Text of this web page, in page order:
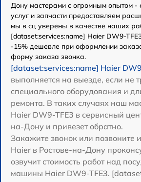
Дону мастерами с огромным опытом -
услуг и запчасти предоставляем
мы в сц уверены в качестве наших
[dataset:services:name] Haier DW9-
-15% дешевле при оформлении
форму заказа звонка.
[dataset:services:name] Haier
выполняется на выезде, если не
специального оборудования и
ремонта. В таких случаях наш
Haier DW9-TFE3 в сервисный
на-Дону и привезет обратно.
Закажите звонок или позвоните
Haier в Ростове-на-Дону
озвучит стоимость работ над
машины Haier DW9-TFE3.